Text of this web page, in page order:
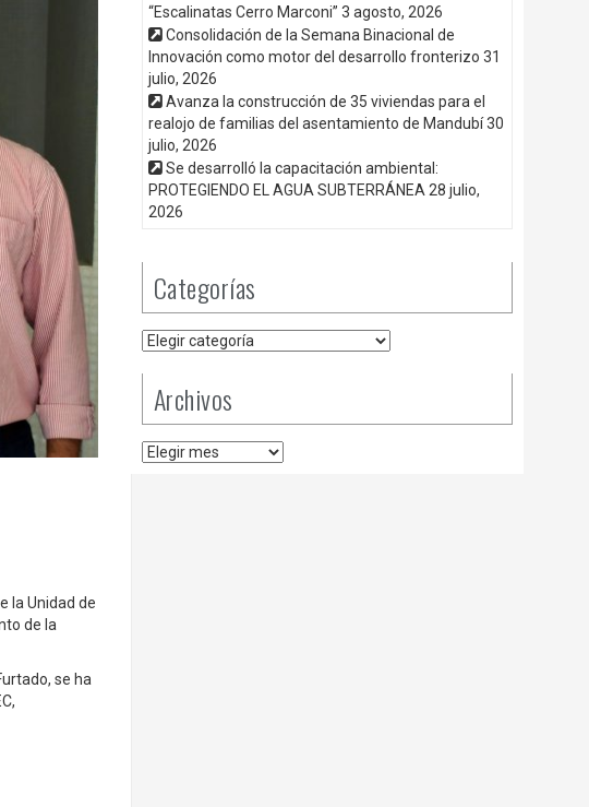
la Unidad de
de la
se ha
“Escalinatas Cerro Marconi” 3 agosto, 2026
Consolidación de la Semana Binacional de
Innovación como motor del desarrollo fronterizo 31
julio, 2026
Avanza la construcción de 35 viviendas para el
realojo de familias del asentamiento de Mandubí 30
julio, 2026
Se desarrolló la capacitación ambiental:
PROTEGIENDO EL AGUA SUBTERRÁNEA 28 julio,
2026
Categorías
Categorías
Archivos
Archivos